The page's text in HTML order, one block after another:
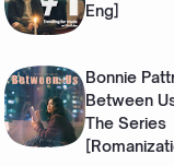
Eng]
Bonnie
Between
The Series